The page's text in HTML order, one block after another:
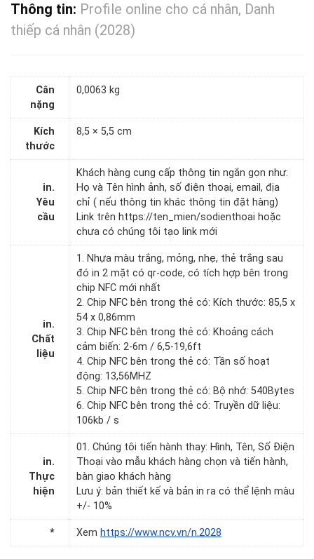
Thông tin: Profile online cho cá nhân, Danh
thiếp cá nhân (2028)
Cân
nặng
0,0063 kg
Kích
thước
8,5 × 5,5 cm
in.
Yêu
cầu
Khách hàng cung cấp thông tin ngắn gọn như:
Họ và Tên hình ảnh, số điện thoại, email, địa
chỉ ( nếu thông tin khác thông tin đặt hàng)
Link trên https://ten_mien/sodienthoai hoặc
chưa có chúng tôi tạo link mới
in.
Chất
liệu
1. Nhựa màu trắng, mỏng, nhẹ, thẻ trắng sau
đó in 2 mặt có qr-code, có tích hợp bên trong
chip NFC mới nhất
2. Chip NFC bên trong thẻ có: Kích thước: 85,5 x
54 x 0,86mm
3. Chip NFC bên trong thẻ có: Khoảng cách
cảm biến: 2-6m / 6,5-19,6ft
4. Chip NFC bên trong thẻ có: Tần số hoạt
động: 13,56MHZ
5. Chip NFC bên trong thẻ có: Bộ nhớ: 540Bytes
6. Chip NFC bên trong thẻ có: Truyền dữ liệu:
106kb / s
in.
Thực
hiện
01. Chúng tôi tiến hành thay: Hình, Tên, Số Điện
Thoại vào mẫu khách hàng chọn và tiến hành,
bàn giao khách hàng
Lưu ý: bản thiết kế và bản in ra có thể lệnh màu
+/- 10%
* Xem https://www.ncv.vn/n.2028